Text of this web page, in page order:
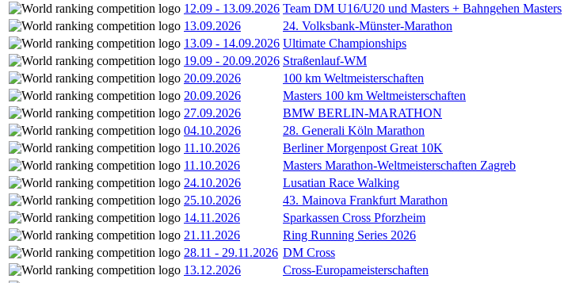
12.09 - 13.09.2026 Team DM U16/U20 und Masters + Bahngehen Masters
13.09.2026
24. Volksbank-Münster-Marathon
13.09 - 14.09.2026 Ultimate Championships
19.09 - 20.09.2026 Straßenlauf-WM
20.09.2026
100 km Weltmeisterschaften
20.09.2026
Masters 100 km Weltmeisterschaften
27.09.2026
BMW BERLIN-MARATHON
04.10.2026
28. Generali Köln Marathon
11.10.2026
Berliner Morgenpost Great 10K
11.10.2026
Masters Marathon-Weltmeisterschaften Zagreb
24.10.2026
Lusatian Race Walking
25.10.2026
43. Mainova Frankfurt Marathon
14.11.2026
Sparkassen Cross Pforzheim
21.11.2026
Ring Running Series 2026
28.11 - 29.11.2026 DM Cross
13.12.2026
Cross-Europameisterschaften